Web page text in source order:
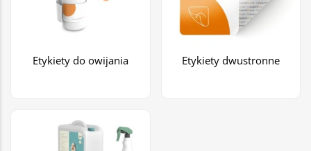
Etykiety do owijania Etykiety dwustronne